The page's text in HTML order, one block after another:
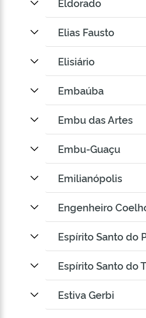
Elias Fausto
Elisiário
Embaúba
Embu das Artes
Embu-Guaçu
Emilianópolis
Engenheiro
Espírito Santo do
Espírito Santo do
Estiva Gerbi